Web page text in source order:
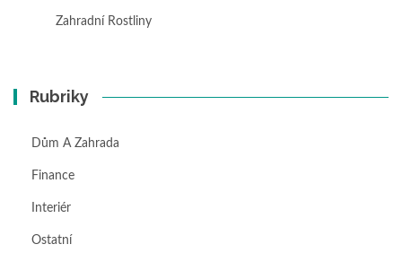
Zahradní Rostliny
Rubriky
Dům A Zahrada
Finance
Interiér
Ostatní